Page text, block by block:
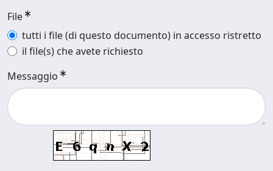
File
tutti i file (di questo documento) in accesso ristretto
il file(s) che avete richiesto
Messaggio